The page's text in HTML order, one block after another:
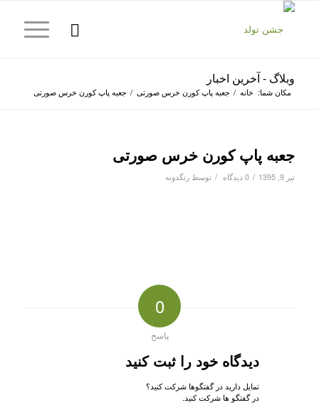
وبلاگ - آخرین اخبار
مکان شما: خانه / جعبه پاپ کورن خرس صورتی / جعبه پاپ کورن خرس صورتی
جعبه پاپ کورن خرس صورتی
تیر 9, 1395 / 0 دیدگاه / توسط رنگدونه
0
پاسخ
دیدگاه خود را ثبت کنید
تمایل دارید در گفتگوها شرکت کنید؟
در گفتگو ها شرکت کنید.